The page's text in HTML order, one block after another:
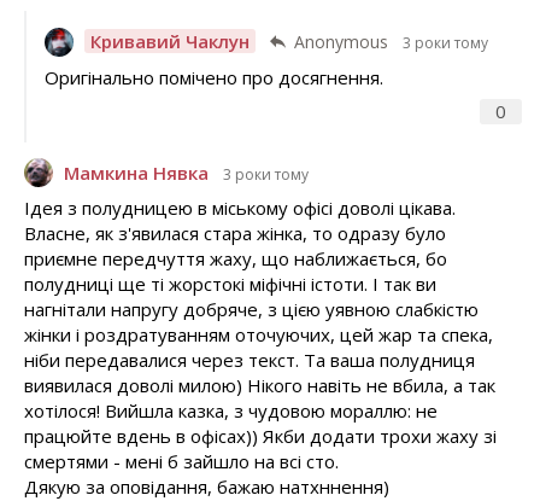
Кривавий Чаклун Anonymous 3 роки тому
0
Оригінально помічено про досягнення.
Мамкина Нявка 3 роки тому
Ідея з полудницею в міському офісі доволі цікава.
Власне, як з'явилася стара жінка, то одразу було
приємне передчуття жаху, що наближається, бо
полудниці ще ті жорстокі міфічні істоти. І так ви
нагнітали напругу добряче, з цією уявною слабкістю
жінки і роздратуванням оточуючих, цей жар та спека,
ніби передавалися через текст. Та ваша полудниця
виявилася доволі милою) Нікого навіть не вбила, а так
хотілося! Вийшла казка, з чудовою мораллю: не
працюйте вдень в офісах)) Якби додати трохи жаху зі
смертями - мені б зайшло на всі сто.
Дякую за оповідання, бажаю натхннення)